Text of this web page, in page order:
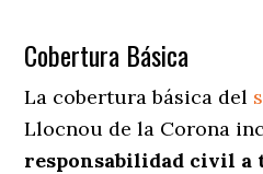
Cobertura Básica
La cobertura básica del
Llocnou de la Corona
responsabilidad civil a